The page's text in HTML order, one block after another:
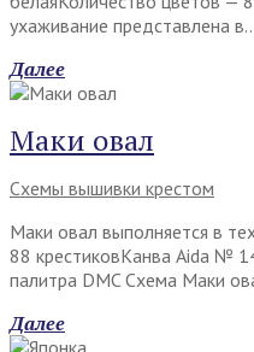
ухаживание представлена
Далее
Маки овал
Схемы вышивки крестом
Маки овал выполняется в
88 крестиковКанва Aida №
палитра DMC Схема Маки
Далее